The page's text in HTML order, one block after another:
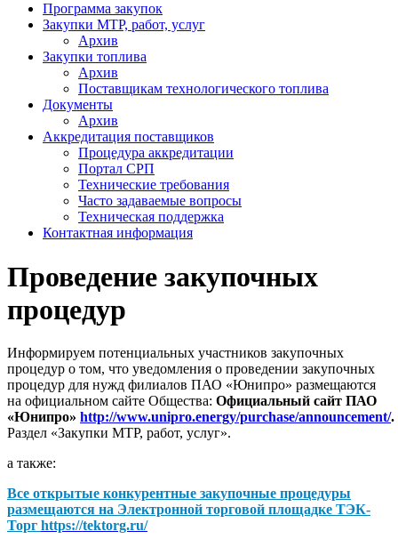
Программа закупок
Закупки МТР, работ, услуг
Архив
Закупки топлива
Архив
Поставщикам технологического топлива
Документы
Архив
Аккредитация поставщиков
Процедура аккредитации
Портал СРП
Технические требования
Часто задаваемые вопросы
Техническая поддержка
Контактная информация
Проведение закупочных
процедур
Информируем потенциальных участников закупочных
процедур о том, что уведомления о проведении закупочных
процедур для нужд филиалов ПАО «Юнипро» размещаются
на официальном сайте Общества: Официальный сайт ПАО
«Юнипро» http://www.unipro.energy/purchase/announcement/.
Раздел «Закупки МТР, работ, услуг».
а также:
Все открытые конкурентные закупочные процедуры
размещаются на Электронной торговой площадке ТЭК-
Торг https://tektorg.ru/